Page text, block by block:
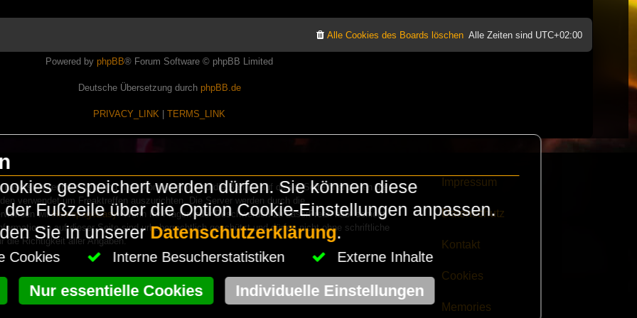
Alle Zeiten sind UTC+02:00
Alle Cookies des Boards löschen
Powered by phpBB® Forum Software © phpBB Limited
Deutsche Übersetzung durch phpBB.de
PRIVACY_LINK TERMS_LINK
Wir sind nicht kommerziell und die Banner auf dieser Seite finanzieren die
verwendet um Freaktreffen auszurichten. Die Server werden durch die
wirHomepageEasy. Wenn Ihr Fragen oder Beschwerden zu LaserFreak habt schickt
auf dieser Seite sind urheberrechtlich geschützt und dürfen nicht ohne schriftliche
die Richtigkeit aller Angaben.
Impressum
Datenschutz
Kontakt
Cookies
Memories
gespeichert werden dürfen. Sie können diese
Fußzeile über die Option Cookie-Einstellungen anpassen.
Sie in unsererDatenschutzerklärung.
Cookies Interne Besucherstatistiken Externe Inhalte
Nur essentielle Cookies Individuelle Einstellungen